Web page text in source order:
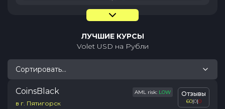
ЛУЧШИЕ КУРСЫ
Volet USD на Рубли
Сортировать...
CoinsBlack AML risk: LOW
в г. Пятигорск
Отзывы
60|0|0